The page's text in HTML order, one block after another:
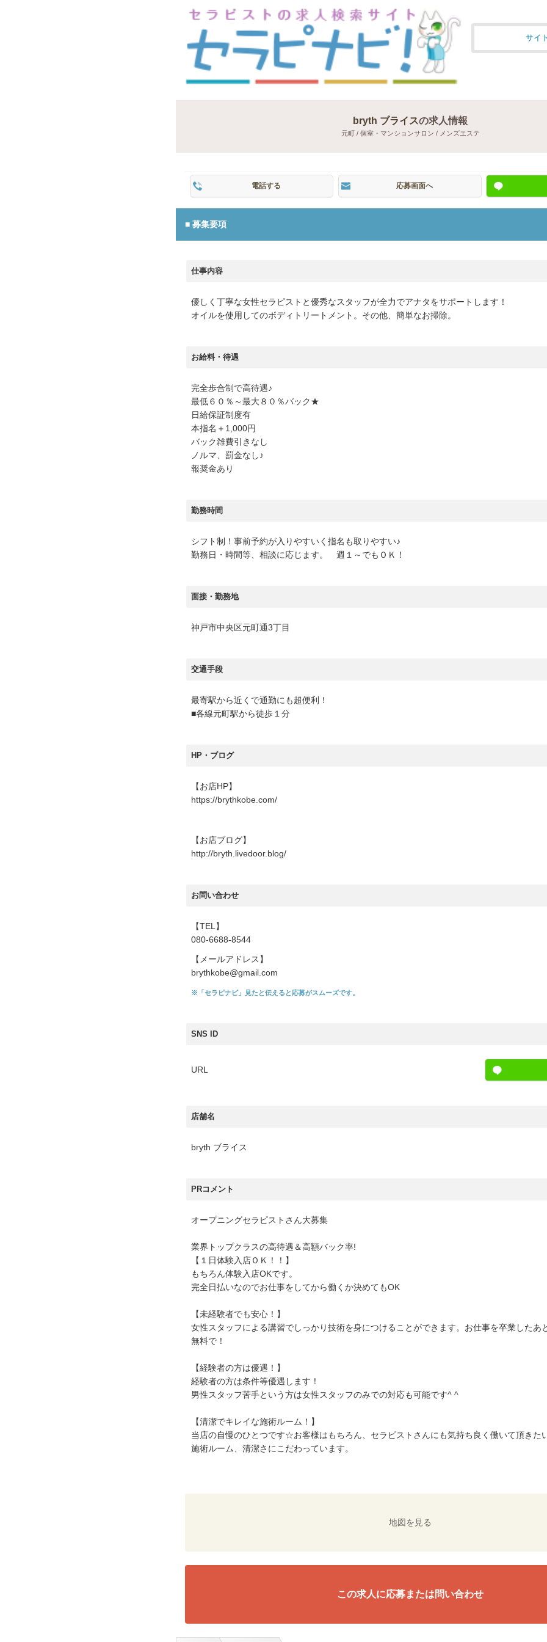
サイ
bryth ブライスの求人情報
元町 / 個室・マンションサロン / メンズエステ
電話する 応募画面へ
募集要項
仕事内容
優しく丁寧な女性セラピストと優秀なスタッフが全力でアナタをサポートします！
オイルを使用してのボディトリートメント。その他、簡単なお掃除。
お給料・待遇
完全歩合制で高待遇♪
最低６０％～最大８０％バック★
日給保証制度有
本指名＋1,000円
バック雑費引きなし
ノルマ、罰金なし♪
報奨金あり
勤務時間
シフト制！事前予約が入りやすいく指名も取りやすい♪
勤務日・時間等、相談に応じます。 週１～でもＯＫ！
面接・勤務地
神戸市中央区元町通3丁目
交通手段
最寄駅から近くで通勤にも超便利！
■各線元町駅から徒歩１分
HP・ブログ
【お店HP】
https://brythkobe.com/
【お店ブログ】
http://bryth.livedoor.blog/
お問い合わせ
【TEL】
080-6688-8544
【メールアドレス】
brythkobe@gmail.com
※「セラピナビ」見たと伝えると応募がスムーズです。
SNS ID
URL
店舗名
bryth ブライス
PRコメント
オープニングセラピストさん大募集
業界トップクラスの高待遇＆高額バック率!
【１日体験入店ＯＫ！！】
もちろん体験入店OKです。
完全日払いなのでお仕事をしてから働くか決めてもOK
【未経験者でも安心！】
女性スタッフによる講習でしっかり技術を身につけることができます。お仕事を卒業したあ
無料で！
【経験者の方は優遇！】
経験者の方は条件等優遇します！
男性スタッフ苦手という方は女性スタッフのみでの対応も可能です^ ^
【清潔でキレイな施術ルーム！】
当店の自慢のひとつです☆お客様はもちろん、セラピストさんにも気持ち良く働いて頂きた
施術ルーム、清潔さにこだわっています。
地図を見る
この求人に応募または問い合わせ